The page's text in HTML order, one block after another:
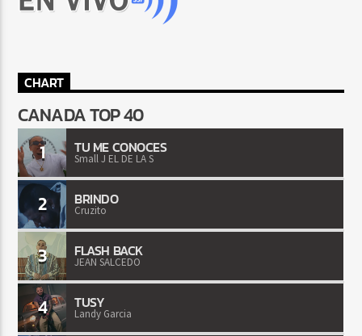
CHART
CANADA TOP 40
1 TU ME CONOCES
Small J EL DE LA S
2 BRINDO
Cruzito
3 FLASH BACK
JEAN SALCEDO
4 TUSY
Landy Garcia